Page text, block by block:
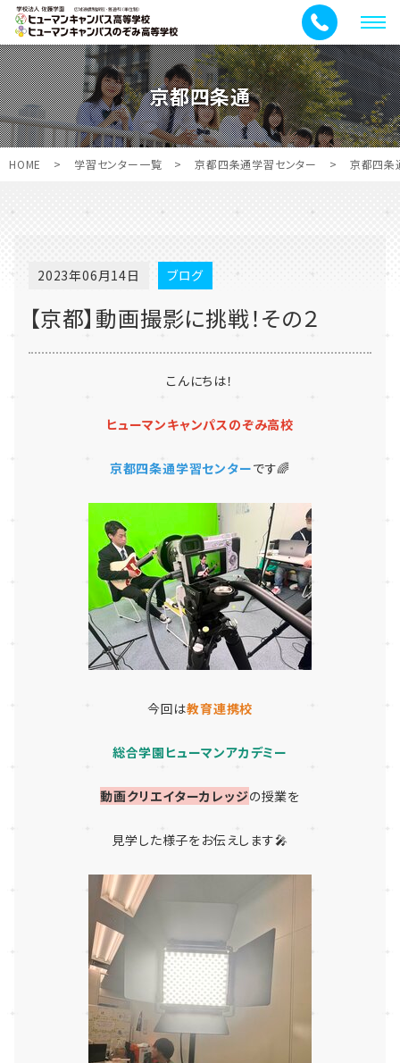
メ
ニ
ュ
ー
京都四条通
HOME > 学習センター一覧 > 京都四条通学習センター > 京都四条
2023年06月14日 ブログ
【京都】動画撮影に挑戦！その２
こんにちは！
ヒューマンキャンパスのぞみ高校
京都四条通学習センターです🌈
今回は教育連携校
総合学園ヒューマンアカデミー
動画クリエイターカレッジの授業を
見学した様子をお伝えします🎤